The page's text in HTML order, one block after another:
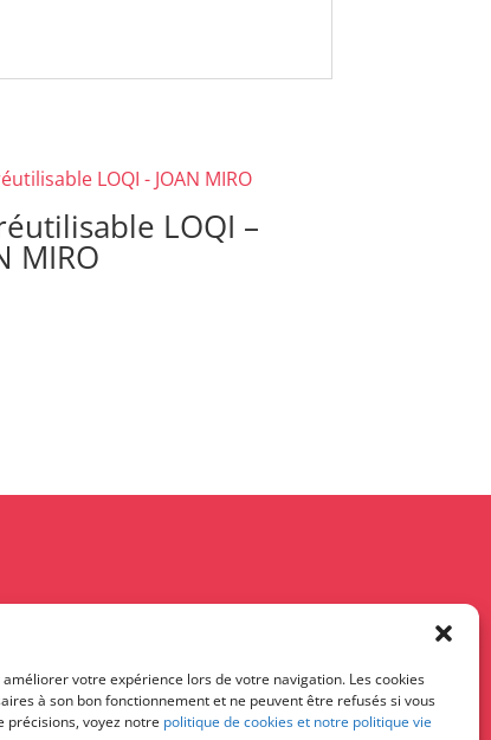
votre expérience lors de votre navigation. Les cookies
à son bon fonctionnement et ne peuvent être refusés si vous
précisions, voyez notre politique de cookies et notre politique vie
LOQI –
MIRO